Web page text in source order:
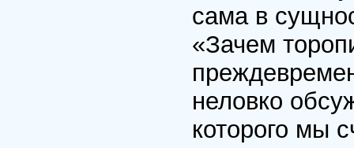
сама в
«Зачем
неловко
которого мы